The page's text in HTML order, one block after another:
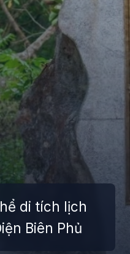
di tích lịch
Biên Phủ